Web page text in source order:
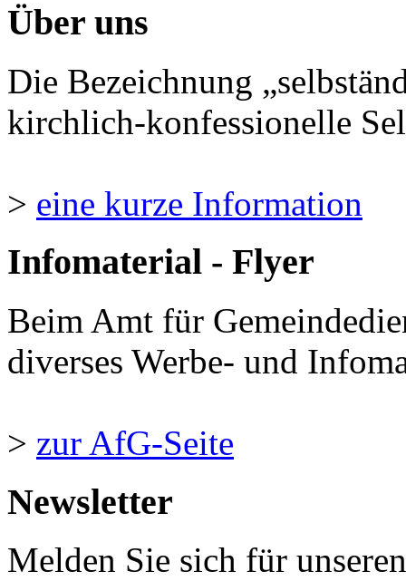
Über uns
Die Bezeichnung
kirchlich-konfessionelle
> eine kurze Information
Infomaterial - Flyer
Beim Amt für
diverses Werbe- und
> zur AfG-Seite
Newsletter
Melden Sie sich für